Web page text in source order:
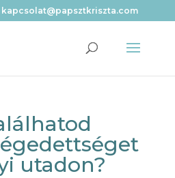
kapcsolat@papsztkriszta.com
utadon?